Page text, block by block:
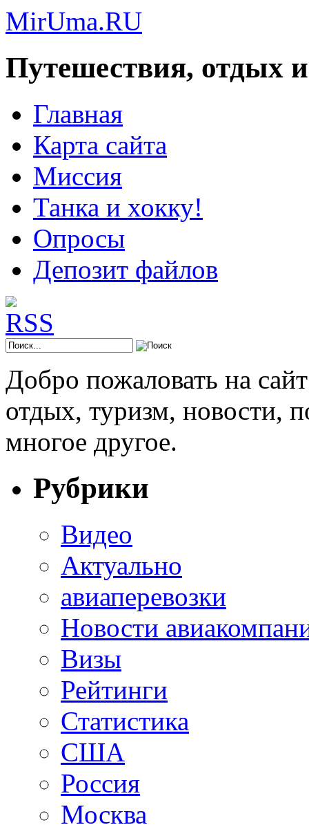
MirUma.RU
Путешествия, отдых
Главная
Карта сайта
Миссия
Танка и хокку!
Опросы
Депозит файлов
Добро пожаловать на
отдых, туризм, новости,
многое другое.
Рубрики
Видео
Актуально
авиаперевозки
Новости
Визы
Рейтинги
Статистика
США
Россия
Москва